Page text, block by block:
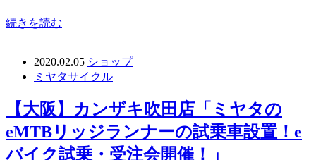
続きを読む
2020.02.05 ショップ
ミヤタサイクル
【大阪】カンザキ吹田店「ミヤタの
eMTBリッジランナーの試乗車設置！e
バイク試乗・受注会開催！」